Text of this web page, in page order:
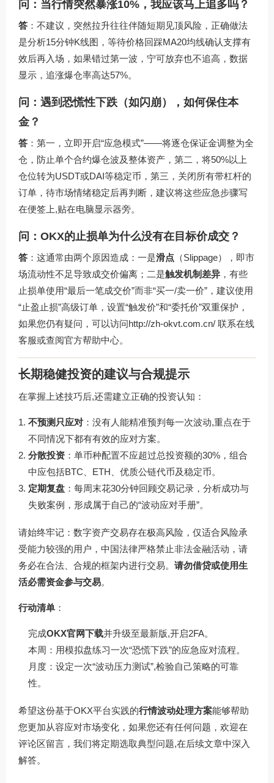
问：当行情突然暴涨10%，我应该马上追多吗？
答 ：不建议，突然拉升往往伴随短期见顶风险，正确做法
是分析15分钟K线图，等待价格回踩MA20均线确认支撑有
效后再入场，如果错过第一波，宁可放弃也不追高，数据
显示，追涨爆仓率高达57%。
问：遇到恐慌性下跌（如闪崩），如何保住本
金？
答 ：第一，立即开启“应急模式”——将逐仓保证金调整为全
仓，防止单个合约爆仓波及整体资产，第二，将50%以上
仓位转为USDT或DAI等稳定币，第三，关闭所有带杠杆的
订单，待市场情绪稳定后再判断，建议将这些应急步骤写
在便签上,贴在电脑显示器旁。
问：OKX的止损单为什么没有在目标价成交？
答 ：这通常由两个原因造成：一是滑点 （Slippage），即市
场流动性不足导致成交价偏离；二是触发机制差异 ，有些
止损单使用“最后一笔成交价”而非“买一/卖一价”，建议使用
“止盈止损”高级订单，设置“触发价”和“委托价”双重保护，
如果您仍有疑问，可以访问http://zh-okvt.com.cn/ 联系在线
客服或查阅官方帮助中心。
长期稳健投资的建议与合规提示
在掌握上述技巧后,还需建立正确的投资认知：
不预测只应对 ：没有人能精准预判每一次波动,重点在于
不同情况下都有有效的应对方案。
分散投资 ：单币种配置不应超过总投资额的30%，组合
中应包括BTC、ETH、优质公链代币及稳定币。
定期复盘 ：每周末花30分钟回顾交易记录，分析成功与
失败案例，形成属于自己的“波动应对手册”。
请始终牢记：数字资产交易存在极高风险，仅适合风险承
受能力较强的用户，中国法律严格禁止非法金融活动，请
务必在合法、合规的框架内进行交易。 请勿借贷或使用生
活必需资金参与交易。
行动清单 ：
完成OKX官网下载并升级至最新版,开启2FA。
本周：用模拟盘练习一次“恐慌下跌”的应急应对流程。
月度：设定一次“波动压力测试”,检验自己策略的可靠
性。
希望这份基于OKX平台实践的行情波动处理方案能够帮助
您更加从容应对市场变化，如果您还有任何问题，欢迎在
评论区留言，我们将定期选取典型问题,在后续文章中深入
解答。